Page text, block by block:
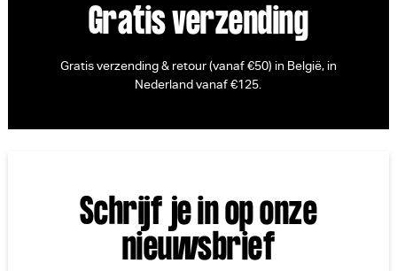
Gratis verzending
Gratis verzending & retour (vanaf €50) in België, in
Nederland vanaf €125.
Schrijf je in op onze
nieuwsbrief